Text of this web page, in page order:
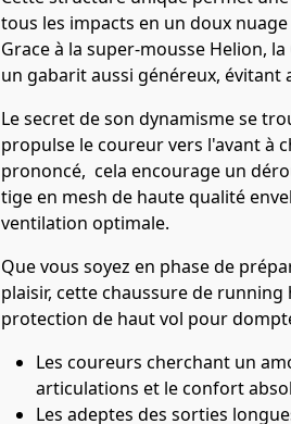
tous les impacts en un doux nuage
Grace à la super-mousse Helion,
un gabarit aussi généreux,
Le secret de son dynamisme se
propulse le coureur vers l'avant à
prononcé, cela encourage un
tige en mesh de haute qualité
ventilation optimale.
Que vous soyez en phase de
plaisir, cette chaussure de
protection de haut vol pour
Les coureurs cherchant un
articulations et le confort
Les adeptes des sorties